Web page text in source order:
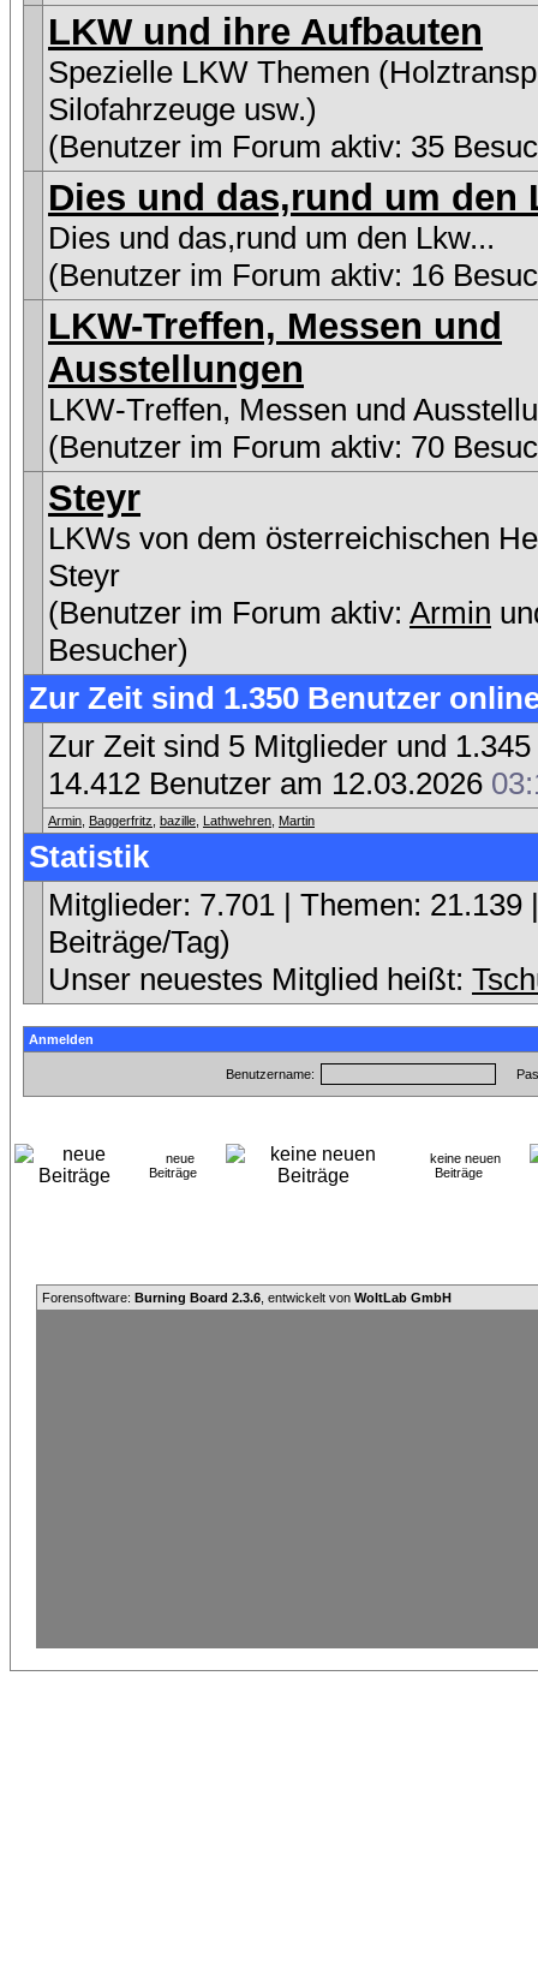
LKW und ihre Aufbauten
Spezielle LKW Themen
Silofahrzeuge usw.)
(Benutzer im Forum aktiv: 35
Dies und das,rund um den
Dies und das,rund um den Lkw...
(Benutzer im Forum aktiv: 16
LKW-Treffen, Messen und
Ausstellungen
LKW-Treffen, Messen und
(Benutzer im Forum aktiv: 70
Steyr
LKWs von dem österreichischen
Steyr
(Benutzer im Forum aktiv: Armin
Besucher)
Zur Zeit sind 1.350 Benutzer
Zur Zeit sind 5 Mitglieder und
14.412 Benutzer am 12.03.2026
Armin Baggerfritz bazille Lathwehren Martin
Statistik
Mitglieder: 7.701 | Themen:
Beiträge/Tag)
Unser neuestes Mitglied heißt:
Anmelden
Benutzername:
neue
Beiträge
keine neuen
Beiträge
Forensoftware: Burning Board 2.3.6 , entwickelt von WoltLab GmbH